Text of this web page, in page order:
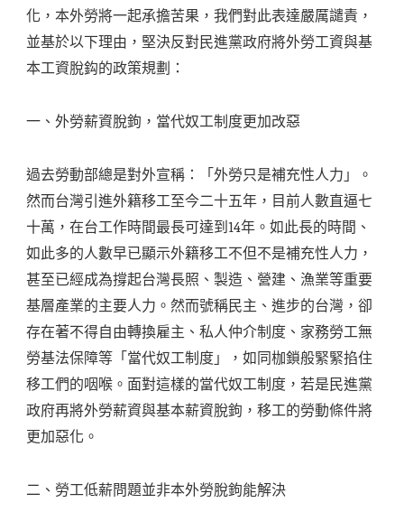
化，本外勞將一起承擔苦果，我們對此表達嚴厲譴責，
並基於以下理由，堅決反對民進黨政府將外勞工資與基
本工資脫鈎的政策規劃：
一、外勞薪資脫鉤，當代奴工制度更加改惡
過去勞動部總是對外宣稱：「外勞只是補充性人力」。
然而台灣引進外籍移工至今二十五年，目前人數直逼七
十萬，在台工作時間最長可達到14年。如此長的時間、
如此多的人數早已顯示外籍移工不但不是補充性人力，
甚至已經成為撐起台灣長照、製造、營建、漁業等重要
基層產業的主要人力。然而號稱民主、進步的台灣，卻
存在著不得自由轉換雇主、私人仲介制度、家務勞工無
勞基法保障等「當代奴工制度」，如同枷鎖般緊緊掐住
移工們的咽喉。面對這樣的當代奴工制度，若是民進黨
政府再將外勞薪資與基本薪資脫鉤，移工的勞動條件將
更加惡化。
二、勞工低薪問題並非本外勞脫鉤能解決